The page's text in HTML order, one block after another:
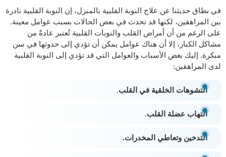
في نطاق حديثنا عن علاج النوبة القلبية بالمنزل، إن النوبة القلبية نادرة
بين المراهقين، لكنها قد تحدث في بعض الحالات بسبب عوامل معينة.
على الرغم من أن أمراض القلب والنوبات القلبية تُعتبر عادةً من
مشاكل الكبار، إلا أن هناك عوامل يمكن أن تؤدي إلى حدوثها في سن
مبكرة. إليك بعض الأسباب والعوامل التي قد تؤدي إلى النوبة القلبية
لدى المراهقين:
التشوهات الخلقية في القلب.
التهاب عضلة القلب.
التدخين وتعاطي المخدرات.